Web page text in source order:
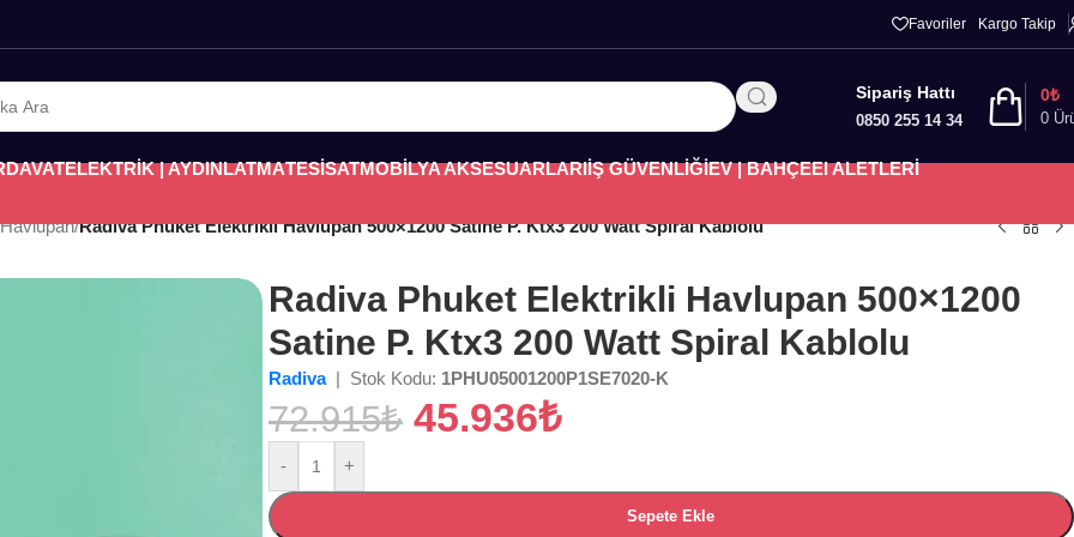
Favoriler Kargo Takip
Sipariş Hattı
0850 255 14 34 0
0₺
ELEKTRİK | AYDINLATMATESİSATMOBİLYA AKSESUARLARIİŞ GÜVENLİĞİEV | BAHÇEEl ALETLERİ
/Radiva Phuket Elektrikli Havlupan 500×1200 Satine P. Ktx3 200 Watt Spiral Kablolu
Radiva Phuket Elektrikli Havlupan 500×1200
Satine P. Ktx3 200 Watt Spiral Kablolu
Radiva | Stok Kodu: 1PHU05001200P1SE7020-K
72.915₺ 45.936₺
- +
Sepete Ekle